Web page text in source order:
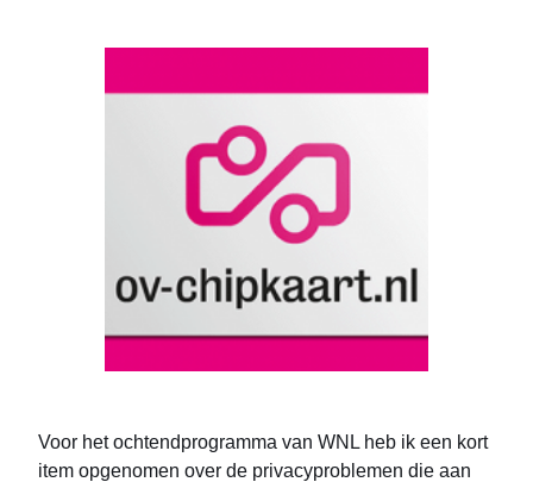
Voor het ochtendprogramma van WNL heb ik een kort
item opgenomen over de privacyproblemen die aan